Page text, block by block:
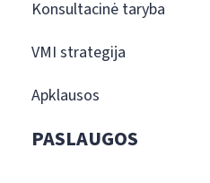
Konsultacinė taryba
VMI strategija
Apklausos
PASLAUGOS